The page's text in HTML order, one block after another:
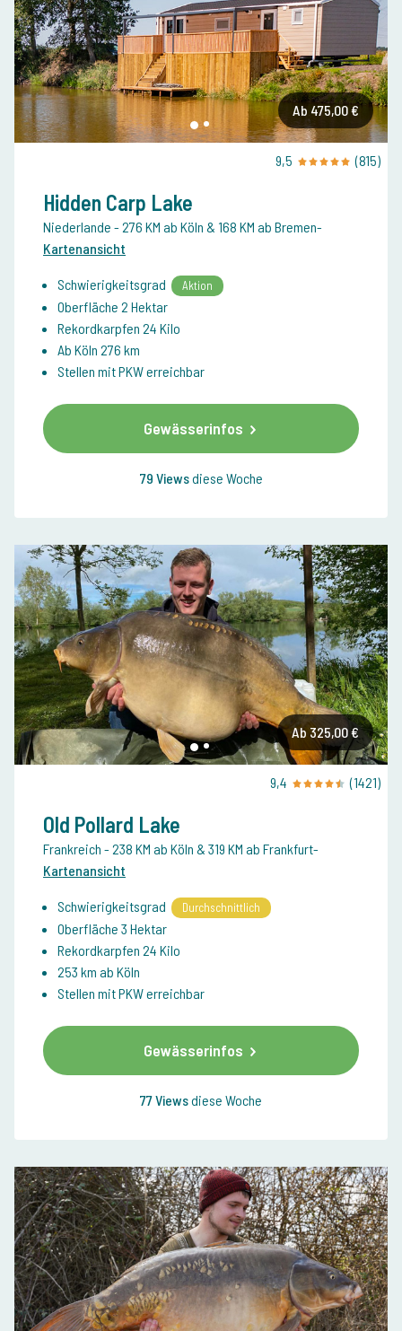
Ab 475,00 €
9,5 (815)
Hidden Carp Lake
Niederlande - 276 KM ab Köln & 168 KM ab Bremen-
Kartenansicht
Schwierigkeitsgrad Aktion
Oberfläche 2 Hektar
Rekordkarpfen 24 Kilo
Ab Köln 276 km
Stellen mit PKW erreichbar
Gewässerinfos
79 Viewsdiese Woche
Ab 325,00 €
9,4 (1421)
Old Pollard Lake
Frankreich - 238 KM ab Köln & 319 KM ab Frankfurt-
Kartenansicht
Schwierigkeitsgrad Durchschnittlich
Oberfläche 3 Hektar
Rekordkarpfen 24 Kilo
253 km ab Köln
Stellen mit PKW erreichbar
Gewässerinfos
77 Viewsdiese Woche